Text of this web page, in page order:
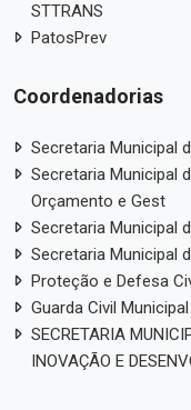
STTRANS
PatosPrev
Coordenadorias
Secretaria Municipal
Secretaria Municipal
Orçamento e Gest
Secretaria Municipal
Secretaria Municipal
Proteção e Defesa
Guarda Civil Municipal
SECRETARIA
INOVAÇÃO E